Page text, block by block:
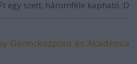
egy szett, háromféle kapható :D
Gerincközpont és Akadémia